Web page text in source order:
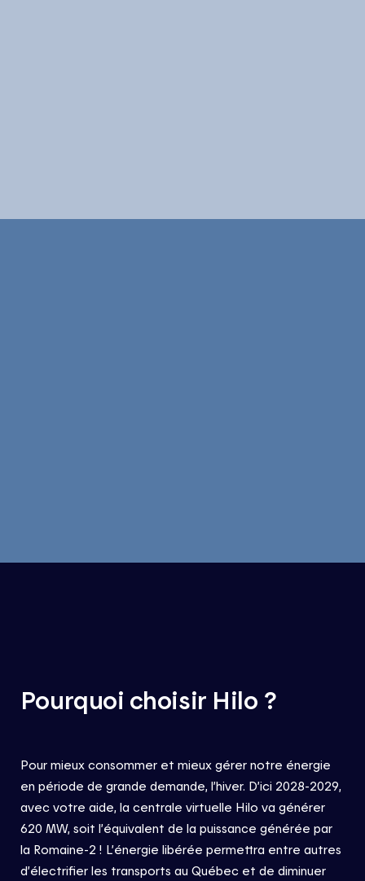
Pourquoi choisir Hilo ?
Pour mieux consommeret mieux gérer notre énergie
en période de grande demande, l’hiver. D’ici 2028-2029,
avec votre aide, la centrale virtuelle Hilo va générer
620 MW, soit l’équivalent de la puissance générée par
la Romaine-2 ! L’énergie libérée permettra entre autres
d’électrifierles transports au Québec et de diminuer